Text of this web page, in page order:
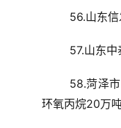
56.山东
57.山东
58.菏泽
环氧丙烷20万